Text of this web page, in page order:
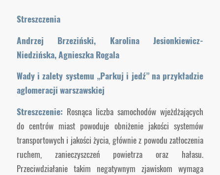
Streszczenia
Andrzej Brzeziński, Karolina Jesionkiewicz-
Niedzińska, Agnieszka Rogala
Wady i zalety systemu „Parkuj i jedź” na przykładzie
aglomeracji warszawskiej
Streszczenie: Rosnąca liczba samochodów wjeżdżających
do centrów miast powoduje obniżenie jakości systemów
transportowych i jakości życia, głównie z powodu zatłoczenia
ruchem, zanieczyszczeń powietrza oraz hałasu.
Przeciwdziałanie takim negatywnym zjawiskom wymaga